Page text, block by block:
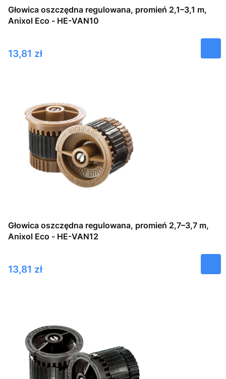
Głowica oszczędna regulowana, promień 2,1–3,1 m,
Anixol Eco - HE-VAN10
Cena
13,81 zł
Głowica oszczędna regulowana, promień 2,7–3,7 m,
Anixol Eco - HE-VAN12
Cena
13,81 zł